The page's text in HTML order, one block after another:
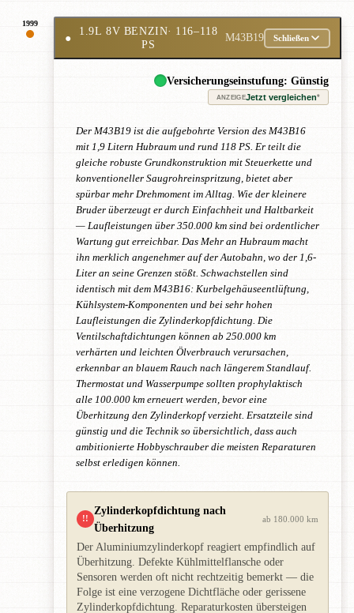
1999
●
1.9L 8V BENZIN· 116–118
PS
M43B19 Schließen
Versicherungseinstufung: Günstig
ANZEIGEJetzt vergleichen*
Der M43B19 ist die aufgebohrte Version des M43B16
mit 1,9 Litern Hubraum und rund 118 PS. Er teilt die
gleiche robuste Grundkonstruktion mit Steuerkette und
konventioneller Saugrohreinspritzung, bietet aber
spürbar mehr Drehmoment im Alltag. Wie der kleinere
Bruder überzeugt er durch Einfachheit und Haltbarkeit
— Laufleistungen über 350.000 km sind bei ordentlicher
Wartung gut erreichbar. Das Mehr an Hubraum macht
ihn merklich angenehmer auf der Autobahn, wo der 1,6-
Liter an seine Grenzen stößt. Schwachstellen sind
identisch mit dem M43B16: Kurbelgehäuseentlüftung,
Kühlsystem-Komponenten und bei sehr hohen
Laufleistungen die Zylinderkopfdichtung. Die
Ventilschaftdichtungen können ab 250.000 km
verhärten und leichten Ölverbrauch verursachen,
erkennbar an blauem Rauch nach längerem Standlauf.
Thermostat und Wasserpumpe sollten prophylaktisch
alle 100.000 km erneuert werden, bevor eine
Überhitzung den Zylinderkopf verzieht. Ersatzteile sind
günstig und die Technik so übersichtlich, dass auch
ambitionierte Hobbyschrauber die meisten Reparaturen
selbst erledigen können.
!!
Zylinderkopfdichtung nach
Überhitzung
ab 180.000 km
Der Aluminiumzylinderkopf reagiert empfindlich auf
Überhitzung. Defekte Kühlmittelflansche oder
Sensoren werden oft nicht rechtzeitig bemerkt — die
Folge ist eine verzogene Dichtfläche oder gerissene
Zylinderkopfdichtung. Reparaturkosten übersteigen